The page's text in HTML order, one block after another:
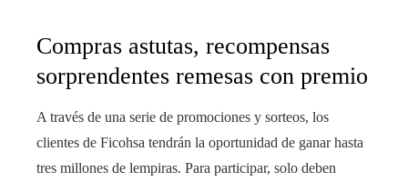
Compras astutas, recompensas
sorprendentes remesas con premio
A través de una serie de promociones y sorteos, los
clientes de Ficohsa tendrán la oportunidad de ganar hasta
tres millones de lempiras. Para participar, solo deben